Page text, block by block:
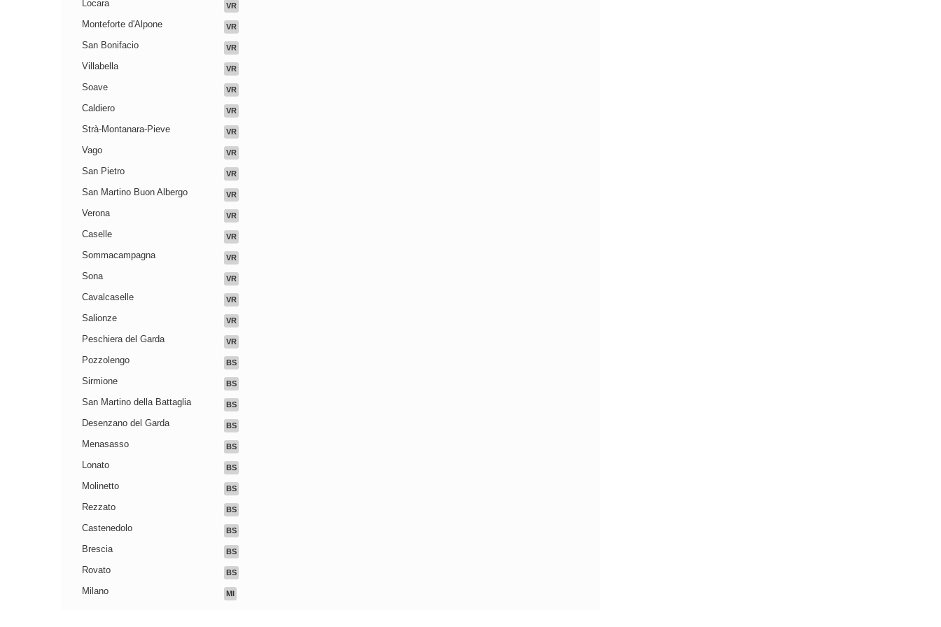
Locara VR
Monteforte d'Alpone VR
San Bonifacio VR
Villabella VR
Soave VR
Caldiero VR
Strà-Montanara-Pieve VR
Vago VR
San Pietro VR
San Martino Buon Albergo VR
Verona VR
Caselle VR
Sommacampagna VR
Sona VR
Cavalcaselle VR
Salionze VR
Peschiera del Garda VR
Pozzolengo BS
Sirmione BS
San Martino della Battaglia BS
Desenzano del Garda BS
Menasasso BS
Lonato BS
Molinetto BS
Rezzato BS
Castenedolo BS
Brescia BS
Rovato BS
Milano MI